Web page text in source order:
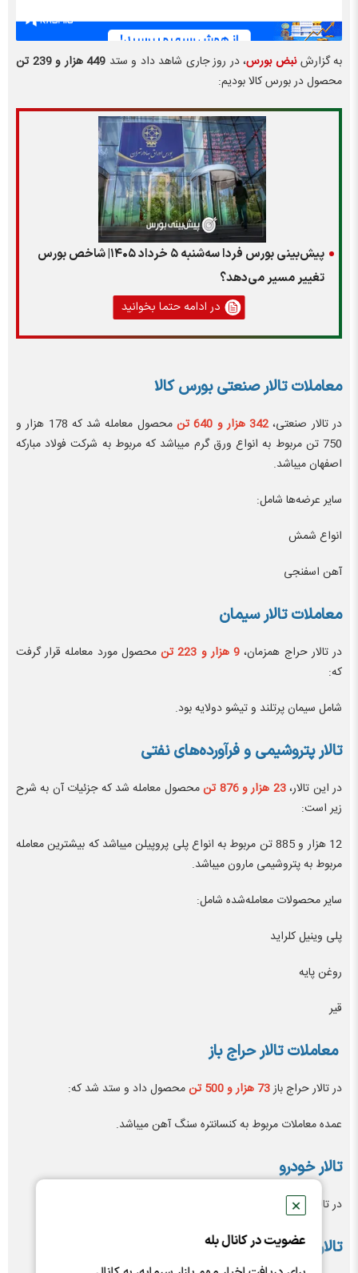
✕
عضویت در کانال بله
به گزارشنبض بورس، در روز جاری شاهد داد و ستد 449 هزار و 239 تن
محصول در بورس کالا بودیم:
پیش‌بینی بورس فردا سه‌شنبه ۵ خرداد ۱۴۰۵| شاخص بورس
تغییر مسیر می‌دهد؟
در ادامه حتما بخوانید
معاملات تالار صنعتی بورس کالا
در تالار صنعتی،342 هزار و 640 تن
محصول معامله شد که 178 هزار و
750 تن مربوط به انواع ورق گرم میباشد که مربوط به شرکت فولاد مبارکه
اصفهان میباشد.
سایر عرضه‌ها شامل:
انواع شمش
آهن اسفنجی
معاملات تالار سیمان
در تالار حراج همزمان،9 هزار و 223 تن
محصول مورد معامله قرار گرفت
که:
شامل سیمان پرتلند و تیشو دولایه بود.
تالار پتروشیمی و فرآورده‌های نفتی
در این تالار،23 هزار و 876 تن
محصول معامله شد که جزئیات آن به شرح
زیر است:
12 هزار و 885 تن مربوط به انواع پلی پروپیلن میباشد که بیشترین معامله
مربوط به پتروشیمی مارون میباشد.
سایر محصولات معامله‌شده شامل:
پلی وینیل کلراید
روغن پایه
قیر
معاملات تالار حراج باز
در تالار حراج باز73 هزار و 500 تن
محصول داد و ستد شد که:
عمده معاملات مربوط به کنسانتره سنگ آهن میباشد.
تالار خودرو
در تالار خودرو معامله ای انجام نشد.
تالار صادراتی بورس کالا